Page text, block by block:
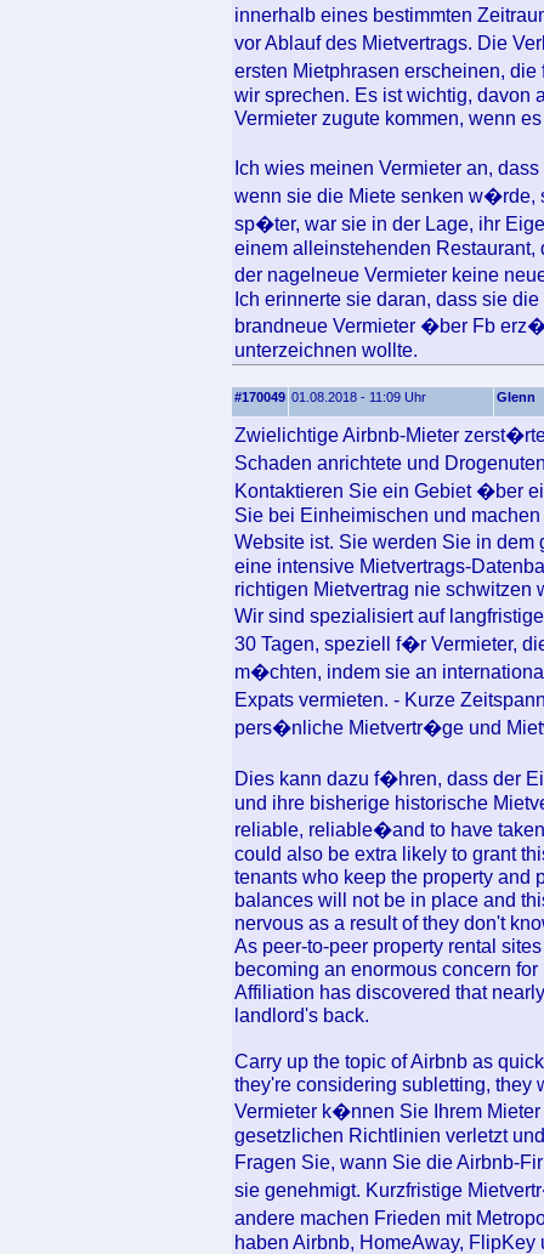
innerhalb eines bestimmten
vor Ablauf des Mietvertrags. Die
ersten Mietphrasen erscheinen,
wir sprechen. Es ist wichtig, davon
Vermieter zugute kommen, wenn
Ich wies meinen Vermieter an,
wenn sie die Miete senken w�rde,
sp�ter, war sie in der Lage, ihr
einem alleinstehenden Restaurant,
der nagelneue Vermieter keine
Ich erinnerte sie daran, dass sie
brandneue Vermieter �ber Fb
unterzeichnen wollte.
#170049 01.08.2018 - 11:09 Uhr Glenn
Zwielichtige Airbnb-Mieter
Schaden anrichtete und
Kontaktieren Sie ein Gebiet �ber
Sie bei Einheimischen und
Website ist. Sie werden Sie in
eine intensive Mietvertrags-
richtigen Mietvertrag nie schwitzen
Wir sind spezialisiert auf
30 Tagen, speziell f�r Vermieter,
m�chten, indem sie an
Expats vermieten. - Kurze
pers�nliche Mietvertr�ge und
Dies kann dazu f�hren, dass der
und ihre bisherige historische
reliable, reliable�and to have
could also be extra likely to grant
tenants who keep the property and
balances will not be in place and
nervous as a result of they don't
As peer-to-peer property rental
becoming an enormous concern
Affiliation has discovered that
landlord's back.
Carry up the topic of Airbnb as
they're considering subletting, they
Vermieter k�nnen Sie Ihrem
gesetzlichen Richtlinien verletzt
Fragen Sie, wann Sie die Airbnb-
sie genehmigt. Kurzfristige
andere machen Frieden mit
haben Airbnb, HomeAway,